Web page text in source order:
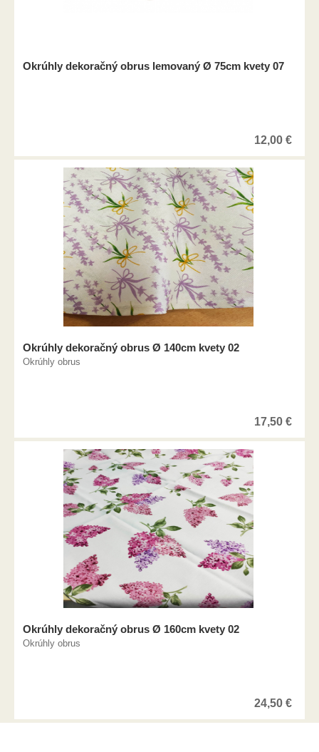
Okrúhly dekoračný obrus lemovaný Ø 75cm kvety 07
12,00 €
Okrúhly dekoračný obrus Ø 140cm kvety 02
Okrúhly obrus
17,50 €
Okrúhly dekoračný obrus Ø 160cm kvety 02
Okrúhly obrus
24,50 €